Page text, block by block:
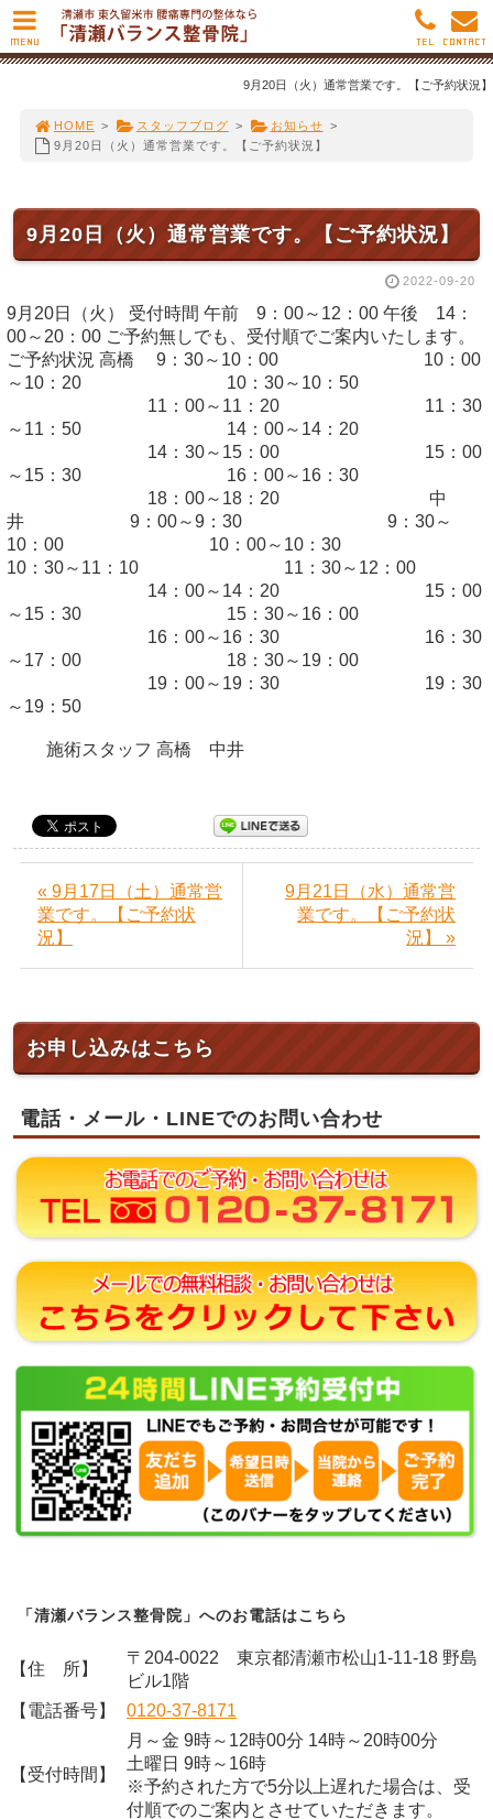
9月20日（火）通常営業です。【ご予約状況】
HOME > スタッフブログ > お知らせ >
9月20日（火）通常営業です。【ご予約状況】
9月20日（火）通常営業です。【ご予約状況】
2022-09-20
9月20日（火） 受付時間 午前 9：00～12：00 午後 14：
00～20：00 ご予約無しでも、受付順でご案内いたします。
ご予約状況 高橋 9：30～10：00 10：00
～10：20 10：30～10：50
11：00～11：20 11：30
～11：50 14：00～14：20
14：30～15：00 15：00
～15：30 16：00～16：30
18：00～18：20 中
井 9：00～9：30 9：30～
10：00 10：00～10：30
10：30～11：10 11：30～12：00
14：00～14：20 15：00
～15：30 15：30～16：00
16：00～16：30 16：30
～17：00 18：30～19：00
19：00～19：30 19：30
～19：50
施術スタッフ 高橋 中井
« 9月17日（土）通常営
業です。【ご予約状
況】
9月21日（水）通常営
業です。【ご予約状
況】 »
お申し込みはこちら
電話・メール・LINEでのお問い合わせ
「清瀬バランス整骨院」へのお電話はこちら
【住 所】
〒204-0022 東京都清瀬市松山1-11-18 野島
ビル1階
【電話番号】
0120-37-8171
【受付時間】
月～金 9時～12時00分 14時～20時00分
土曜日 9時～16時
※予約された方で5分以上遅れた場合は、受
付順でのご案内とさせていただきます。
MENU CONTACT
TEL